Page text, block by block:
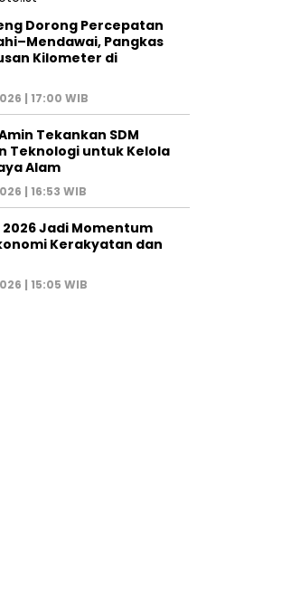
Dorong Percepatan
Pangkas
Kilometer di
| 17:00 WIB
Tekankan SDM
Teknologi untuk Kelola
Alam
| 16:53 WIB
2026 Jadi Momentum
Kerakyatan dan
| 15:05 WIB